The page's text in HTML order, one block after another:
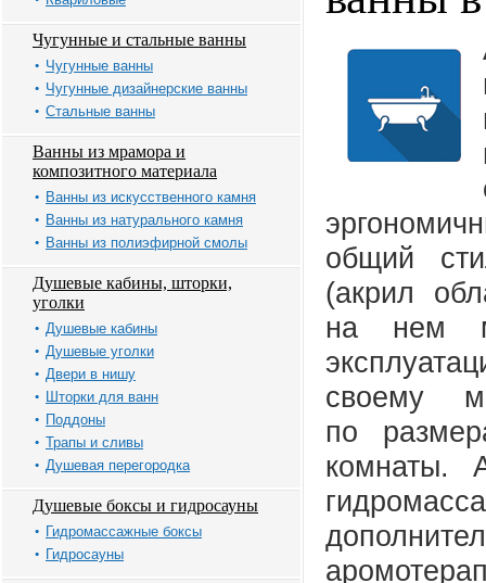
Чугунные и стальные ванны
Чугунные ванны
Чугунные дизайнерские ванны
Стальные ванны
Ванны из мрамора и
композитного материала
Ванны из искусственного камня
Ванны из натурального камня
Ванны из полиэфирной смолы
Душевые кабины, шторки,
уголки
Душевые кабины
Душевые уголки
Двери в нишу
Шторки для ванн
Поддоны
Трапы и сливы
Душевая перегородка
Душевые боксы и гидросауны
Гидромассажные боксы
Гидросауны
общий
(акрил
на нем
своему
по
комнаты.